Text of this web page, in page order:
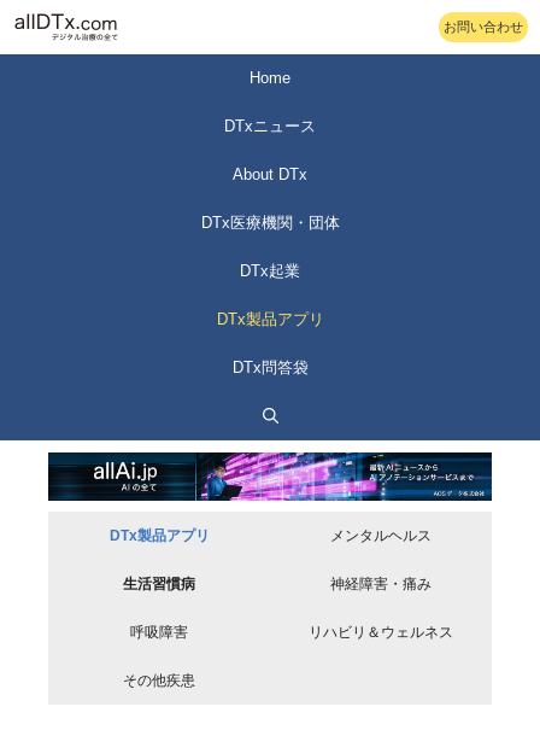
お問い合わせ
Home
DTxニュース
About DTx
DTx医療機関・団体
DTx起業
DTx製品アプリ
DTx問答袋
DTx製品アプリ メンタルヘルス
生活習慣病 神経障害・痛み
呼吸障害 リハビリ＆ウェルネス
その他疾患